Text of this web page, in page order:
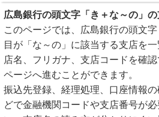
広島銀行の頭文字「き＋な～の」
このページでは、広島銀行の頭文
目が「な～の」に該当する支店を
店名、フリガナ、支店コードを確
ページへ進むことができます。
振込先登録、経理処理、口座情報
どで金融機関コードや支店番号が